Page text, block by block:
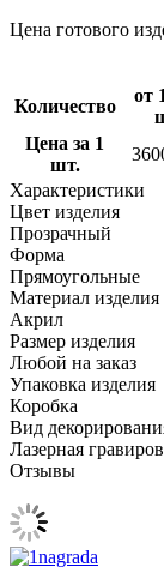
Цена готового
Количество
от
Цена за 1
шт.
Характеристики
Цвет изделия
Прозрачный
Форма
Прямоугольные
Материал изделия
Акрил
Размер изделия
Любой на заказ
Упаковка изделия
Коробка
Вид
Лазерная
Отзывы